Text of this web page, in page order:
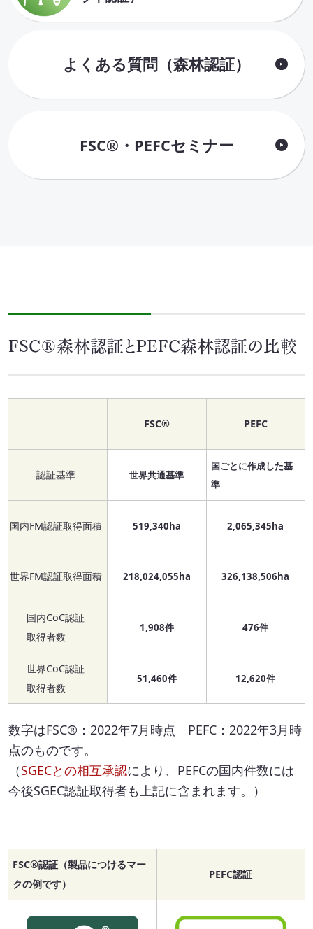
よくある質問（森林認証）
FSC®・PEFCセミナー
FSC®森林認証とPEFC森林認証の比較
FSC® PEFC
認証基準 世界共通基準
国ごとに作成した基
準
国内FM認証取得面積 519,340ha 2,065,345ha
世界FM認証取得面積 218,024,055ha 326,138,506ha
国内CoC認証
取得者数
1,908件 476件
世界CoC認証
取得者数
51,460件 12,620件
数字はFSC®：2022年7月時点 PEFC：2022年3月時
点のものです。
（SGECとの相互承認により、PEFCの国内件数には
今後SGEC認証取得者も上記に含まれます。）
FSC®認証（製品につけるマー
クの例です）
PEFC認証